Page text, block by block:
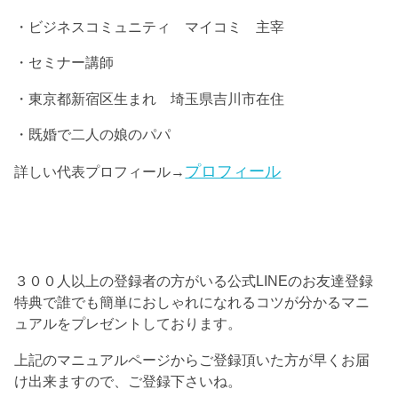
・ビジネスコミュニティ マイコミ 主宰
・セミナー講師
・東京都新宿区生まれ 埼玉県吉川市在住
・既婚で二人の娘のパパ
詳しい代表プロフィール→ プロフィール
３００人以上の登録者の方がいる公式LINEのお友達登録
特典で誰でも簡単におしゃれになれるコツが分かるマニ
ュアルをプレゼントしております。
上記のマニュアルページからご登録頂いた方が早くお届
け出来ますので、ご登録下さいね。